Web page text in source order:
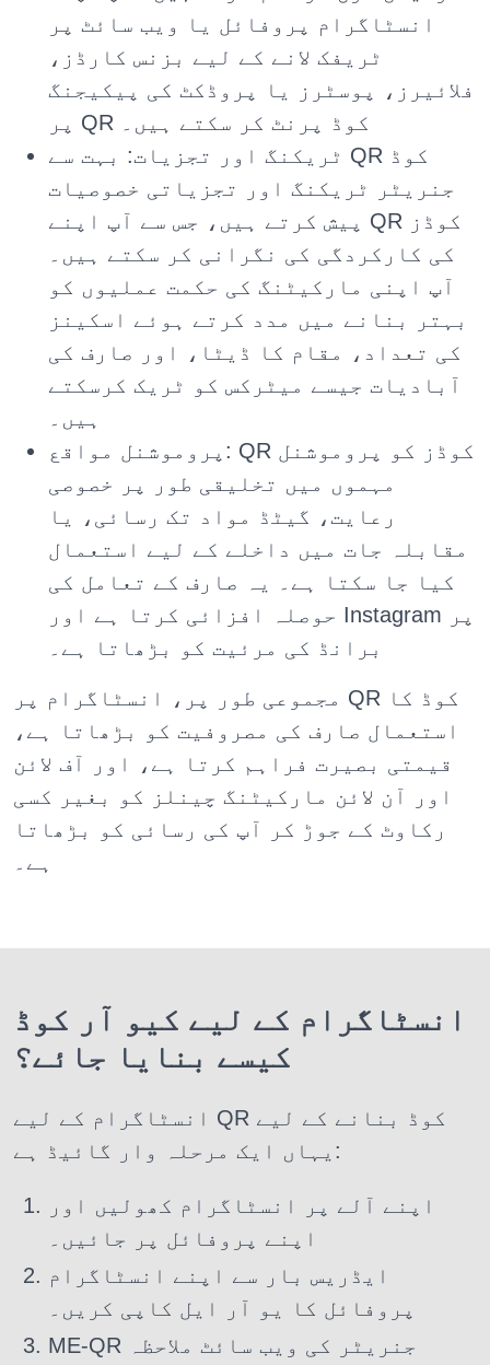
انسٹاگرام پروفائل یا ویب سائٹ پر
ٹریفک لانے کے لیے بزنس کارڈز،
فلائیرز، پوسٹرز یا پروڈکٹ کی پیکیجنگ
پر QR کوڈ پرنٹ کر سکتے ہیں۔
ٹریکنگ اور تجزیات: بہت سے QR کوڈ
جنریٹر ٹریکنگ اور تجزیاتی خصوصیات
پیش کرتے ہیں، جس سے آپ اپنے QR کوڈز
کی کارکردگی کی نگرانی کر سکتے ہیں۔
آپ اپنی مارکیٹنگ کی حکمت عملیوں کو
بہتر بنانے میں مدد کرتے ہوئے اسکینز
کی تعداد، مقام کا ڈیٹا، اور صارف کی
آبادیات جیسے میٹرکس کو ٹریک کرسکتے
ہیں۔
پروموشنل مواقع: QR کوڈز کو پروموشنل
مہموں میں تخلیقی طور پر خصوصی
رعایت، گیٹڈ مواد تک رسائی، یا
مقابلہ جات میں داخلے کے لیے استعمال
کیا جا سکتا ہے۔ یہ صارف کے تعامل کی
حوصلہ افزائی کرتا ہے اور Instagram پر
برانڈ کی مرئیت کو بڑھاتا ہے۔
مجموعی طور پر، انسٹاگرام پر QR کوڈ کا
استعمال صارف کی مصروفیت کو بڑھاتا ہے،
قیمتی بصیرت فراہم کرتا ہے، اور آف لائن
اور آن لائن مارکیٹنگ چینلز کو بغیر کسی
رکاوٹ کے جوڑ کر آپ کی رسائی کو بڑھاتا
ہے۔
انسٹاگرام کے لیے کیو آر کوڈ
کیسے بنایا جائے؟
انسٹاگرام کے لیے QR کوڈ بنانے کے لیے
یہاں ایک مرحلہ وار گائیڈ ہے:
اپنے آلے پر انسٹاگرام کھولیں اور
اپنے پروفائل پر جائیں۔
ایڈریس بار سے اپنے انسٹاگرام
پروفائل کا یو آر ایل کاپی کریں۔
ME-QR جنریٹر کی ویب سائٹ ملاحظہ